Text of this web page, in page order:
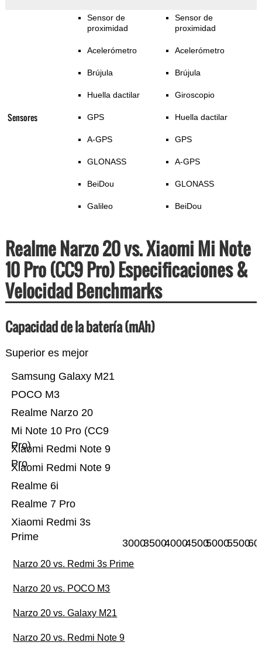
Sensores
Sensor de
proximidad
Acelerómetro
Brújula
Huella dactilar
GPS
A-GPS
GLONASS
BeiDou
Galileo
Sensor de
proximidad
Acelerómetro
Brújula
Giroscopio
Huella dactilar
GPS
A-GPS
GLONASS
BeiDou
Realme Narzo 20 vs. Xiaomi Mi Note
10 Pro (CC9 Pro) Especificaciones &
Velocidad Benchmarks
Capacidad de la batería (mAh)
Superior es mejor
Xiaomi Redmi 3s
Prime
Realme 7 Pro
Realme 6i
Xiaomi Redmi Note 9
Xiaomi Redmi Note 9
Pro
Mi Note 10 Pro (CC9
Pro)
Realme Narzo 20
POCO M3
Samsung Galaxy M21
300035004000450050005500
Narzo 20 vs. Redmi 3s Prime
Narzo 20 vs. POCO M3
Narzo 20 vs. Galaxy M21
Narzo 20 vs. Redmi Note 9